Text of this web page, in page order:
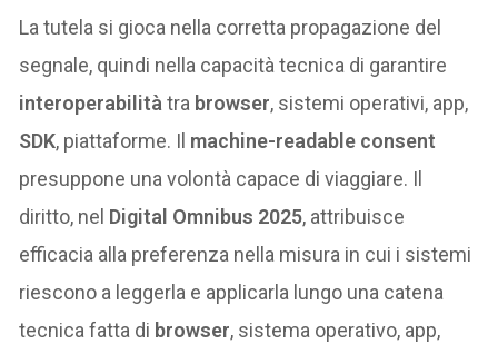
La tutela si gioca nella corretta propagazione del
segnale, quindi nella capacità tecnica di garantire
interoperabilità tra browser, sistemi operativi, app,
SDK, piattaforme. Il machine-readable consent
presuppone una volontà capace di viaggiare. Il
diritto, nel Digital Omnibus 2025, attribuisce
efficacia alla preferenza nella misura in cui i sistemi
riescono a leggerla e applicarla lungo una catena
tecnica fatta di browser, sistema operativo, app,